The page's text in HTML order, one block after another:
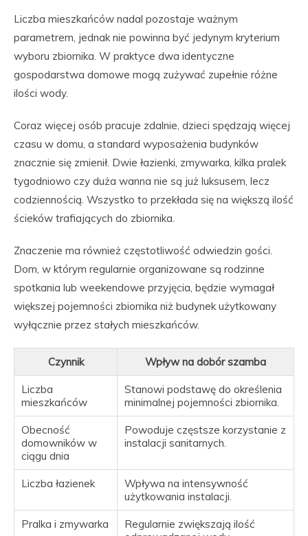
Liczba mieszkańców nadal pozostaje ważnym
parametrem, jednak nie powinna być jedynym kryterium
wyboru zbiornika. W praktyce dwa identyczne
gospodarstwa domowe mogą zużywać zupełnie różne
ilości wody.
Coraz więcej osób pracuje zdalnie, dzieci spędzają więcej
czasu w domu, a standard wyposażenia budynków
znacznie się zmienił. Dwie łazienki, zmywarka, kilka pralek
tygodniowo czy duża wanna nie są już luksusem, lecz
codziennością. Wszystko to przekłada się na większą ilość
ścieków trafiających do zbiornika.
Znaczenie ma również częstotliwość odwiedzin gości.
Dom, w którym regularnie organizowane są rodzinne
spotkania lub weekendowe przyjęcia, będzie wymagał
większej pojemności zbiornika niż budynek użytkowany
wyłącznie przez stałych mieszkańców.
Czynnik Wpływ na dobór szamba
Liczba
mieszkańców
Stanowi podstawę do określenia
minimalnej pojemności zbiornika.
Obecność
domowników w
ciągu dnia
Powoduje częstsze korzystanie z
instalacji sanitarnych.
Liczba łazienek
Wpływa na intensywność
użytkowania instalacji.
Pralka i zmywarka
Regularnie zwiększają ilość